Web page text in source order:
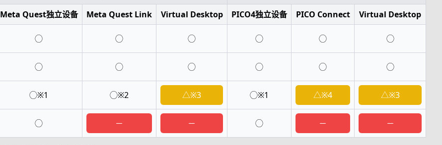
Meta Quest独立设备 Meta Quest Link Virtual Desktop PICO4独立设备 PICO Connect Virtual Desktop
◯ ◯ ◯ ◯ ◯ ◯
◯ ◯ ◯ ◯ ◯ ◯
◯※1 ◯※2 △※3 ◯※1 △※4 △※3
◯ － － ◯ － －